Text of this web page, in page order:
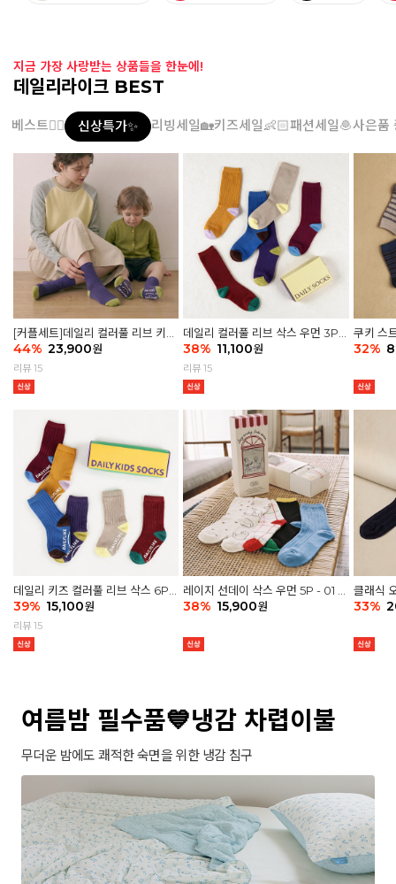
지금 가장 사랑받는 상품들을 한눈에!
데일리라이크 BEST
베스트👍🏻 신상특가✨ 리빙세일🏡키즈세일👶🏻패션세일🧆사은품
[커플세트]데일리 컬러풀 리브 키즈
6P & 우먼3P 삭스세트
44% 23,900원
리뷰 15
데일리 컬러풀 리브 삭스 우먼 3P
세트
38% 11,100원
리뷰 15
데일리 키즈 컬러풀 리브 삭스 6P -
03 세트
39% 15,100원
리뷰 15
레이지 선데이 삭스 우먼 5P - 01 G
athering
38% 15,900원
쿠키 스
32%
클래식
세트
33%
여름밤 필수품💙냉감 차렵이불
무더운 밤에도 쾌적한 숙면을 위한 냉감 침구